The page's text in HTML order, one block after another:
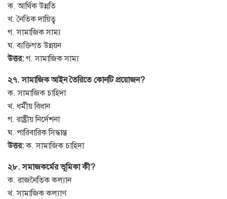
ক. আর্থিক উন্নতি
খ. নৈতিক দায়িত্ব
গ. সামাজিক সাম্য
ঘ. ব্যক্তিগত উন্নয়ন
উত্তর: গ. সামাজিক সাম্য
২৭. সামাজিক আইন তৈরিতে কোনটি প্রয়োজন?
ক. সামাজিক চাহিদা
খ. ধর্মীয় বিধান
গ. রাষ্ট্রীয় নির্দেশনা
ঘ. পারিবারিক সিদ্ধান্ত
উত্তর:ক. সামাজিক চাহিদা
২৮. সমাজকর্মের ভূমিকা কী?
ক. রাজনৈতিক কল্যান
খ. সামাজিক কল্যাণ